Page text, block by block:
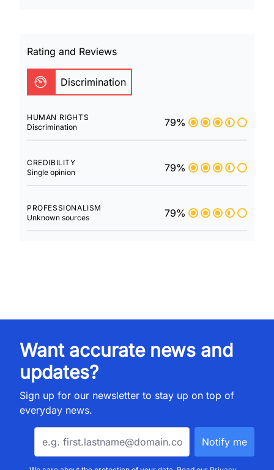
Rating and Reviews
Discrimination
HUMAN RIGHTS
Discrimination
79%
CREDIBILITY
Single opinion
79%
PROFESSIONALISM
Unknown sources
79%
Want accurate news and
updates?
Sign up for our newsletter to stay up on top of
everyday news.